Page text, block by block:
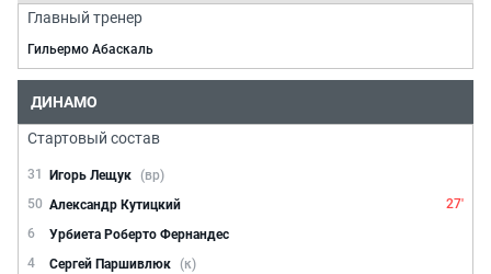
Главный тренер
Гильермо Абаскаль
ДИНАМО
Стартовый состав
31 Игорь Лещук (вр)
50 Александр Кутицкий
27'
6
Урбиета Роберто Фернандес
4
Сергей Паршивлюк (к)